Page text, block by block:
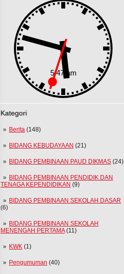
Kategori
Berita (148)
BIDANG KEBUDAYAAN (21)
BIDANG PEMBINAAN PAUD DIKMAS (24)
BIDANG PEMBINAAN PENDIDIK DAN
TENAGA KEPENDIDIKAN (9)
BIDANG PEMBINAAN SEKOLAH DASAR
(6)
BIDANG PEMBINAAN SEKOLAH
MENENGAH PERTAMA(11)
KWK (1)
Pengumuman (40)